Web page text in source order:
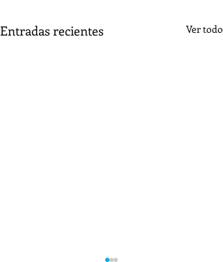
Entradas recientes Ver todo